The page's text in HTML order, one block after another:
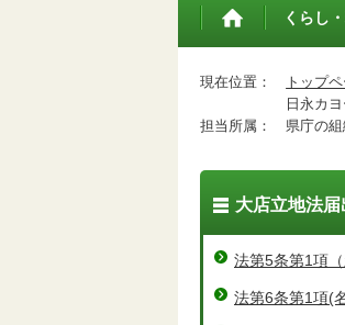
トップペ
くらし
現在位置： トップ
日永カヨ
担当所属：
県庁の
大店立地法届
法第5条第1項（
法第6条第1項(